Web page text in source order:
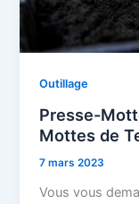
Outillage
Presse-
Mottes de
7 mars 2023
Vous vous